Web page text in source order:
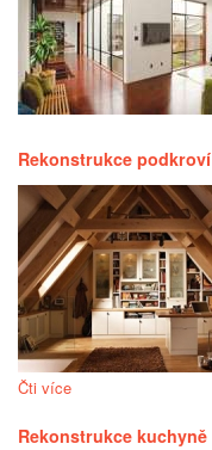
Rekonstrukce podkroví
Čti více
Rekonstrukce kuchyně